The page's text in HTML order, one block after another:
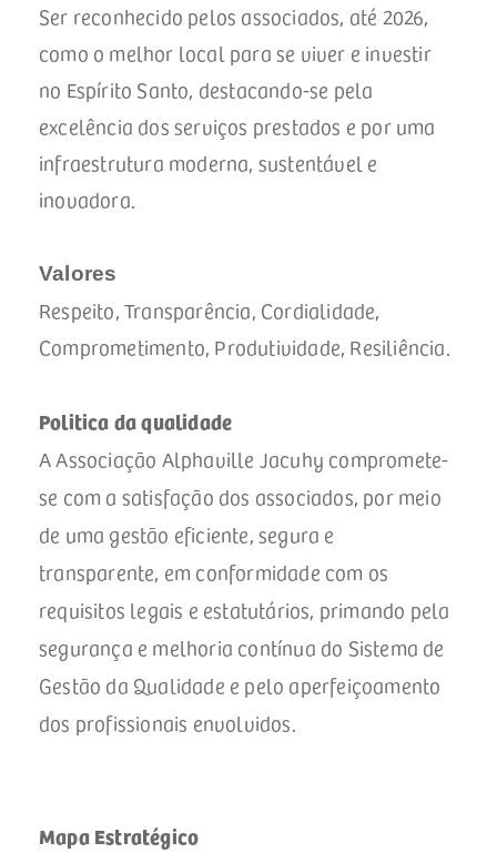
Ser reconhecido pelos associados, até 2026,
como o melhor local para se viver e investir
no Espírito Santo, destacando-se pela
excelência dos serviços prestados e por uma
infraestrutura moderna, sustentável e
inovadora.
Valores
Respeito, Transparência, Cordialidade,
Comprometimento, Produtividade, Resiliência.
Politica da qualidade
A Associação Alphaville Jacuhy compromete-
se com a satisfação dos associados, por meio
de uma gestão eficiente, segura e
transparente, em conformidade com os
requisitos legais e estatutários, primando pela
segurança e melhoria contínua do Sistema de
Gestão da Qualidade e pelo aperfeiçoamento
dos profissionais envolvidos.
Mapa Estratégico